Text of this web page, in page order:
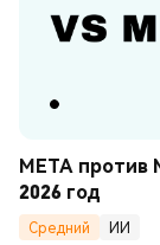
META против
2026 год
Средний
ИИ